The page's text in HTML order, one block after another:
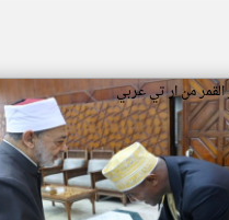
القمر من ار تي عربي